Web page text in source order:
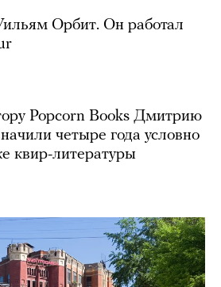
Орбит. Он работал
Popcorn Books Дмитрию
четыре года условно
квир-литературы